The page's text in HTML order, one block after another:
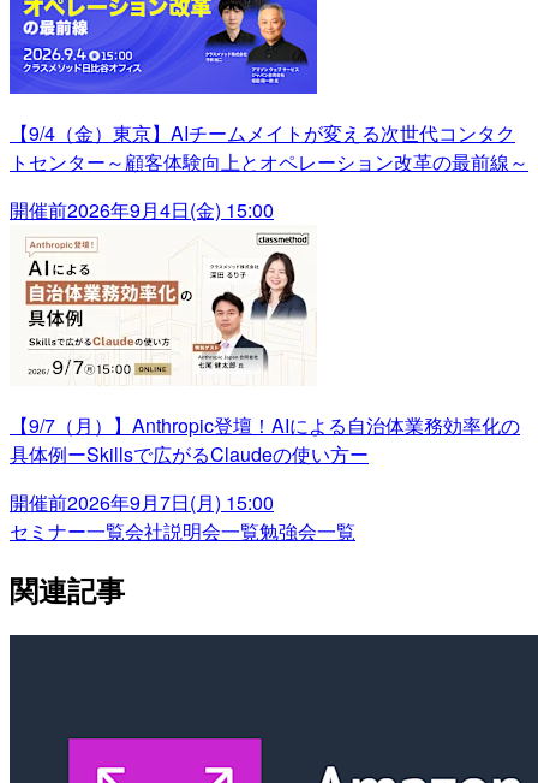
【9/4（金）東京】AIチームメイトが変える次世代コンタク
トセンター～顧客体験向上とオペレーション改革の最前線～
開催前2026年9月4日(金) 15:00
【9/7（月）】Anthropic登壇！AIによる自治体業務効率化の
具体例ーSkillsで広がるClaudeの使い方ー
開催前2026年9月7日(月) 15:00
セミナー一覧会社説明会一覧勉強会一覧
関連記事